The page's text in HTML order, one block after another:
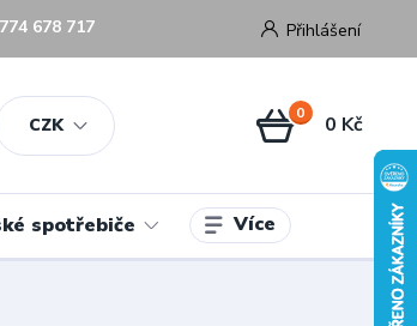
CZK
Přihlášení
678 717
0 0 Kč
spotřebiče Více